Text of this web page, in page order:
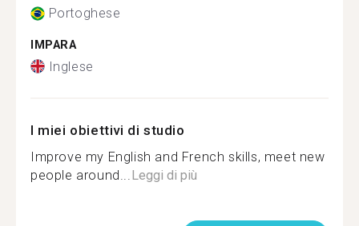
Portoghese
IMPARA
Inglese
I miei obiettivi di studio
Improve my English and French skills, meet new
people around... Leggi di più